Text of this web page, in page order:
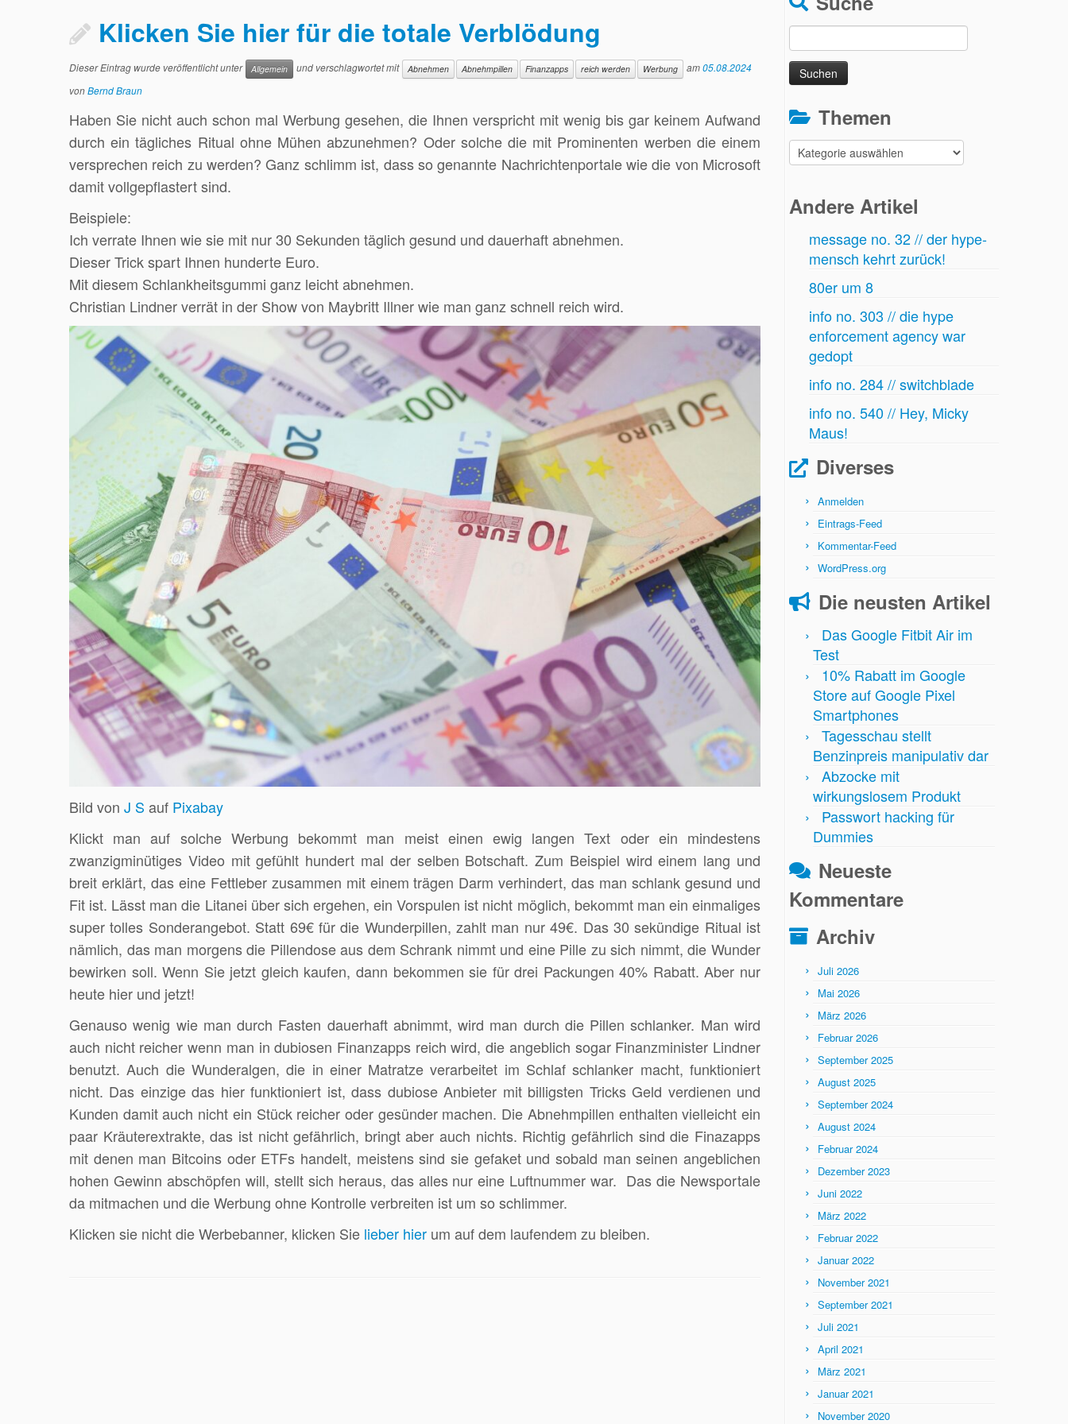
Klicken Sie hier für die totale Verblödung
Dieser Eintrag wurde veröffentlicht unter Allgemein und verschlagwortet mit Abnehmen Abnehmpillen Finanzapps reich werden Werbung am05.08.2024
vonBernd Braun
Haben Sie nicht auch schon mal Werbung gesehen, die Ihnen verspricht mit wenig bis gar keinem Aufwand
durch ein tägliches Ritual ohne Mühen abzunehmen? Oder solche die mit Prominenten werben die einem
versprechen reich zu werden? Ganz schlimm ist, dass so genannte Nachrichtenportale wie die von Microsoft
damit vollgepflastert sind.
Beispiele:
Ich verrate Ihnen wie sie mit nur 30 Sekunden täglich gesund und dauerhaft abnehmen.
Dieser Trick spart Ihnen hunderte Euro.
Mit diesem Schlankheitsgummi ganz leicht abnehmen.
Christian Lindner verrät in der Show von Maybritt Illner wie man ganz schnell reich wird.
Bild von J S auf Pixabay
Klickt man auf solche Werbung bekommt man meist einen ewig langen Text oder ein mindestens
zwanzigminütiges Video mit gefühlt hundert mal der selben Botschaft. Zum Beispiel wird einem lang und
breit erklärt, das eine Fettleber zusammen mit einem trägen Darm verhindert, das man schlank gesund und
Fit ist. Lässt man die Litanei über sich ergehen, ein Vorspulen ist nicht möglich, bekommt man ein einmaliges
super tolles Sonderangebot. Statt 69€ für die Wunderpillen, zahlt man nur 49€. Das 30 sekündige Ritual ist
nämlich, das man morgens die Pillendose aus dem Schrank nimmt und eine Pille zu sich nimmt, die Wunder
bewirken soll. Wenn Sie jetzt gleich kaufen, dann bekommen sie für drei Packungen 40% Rabatt. Aber nur
heute hier und jetzt!
Genauso wenig wie man durch Fasten dauerhaft abnimmt, wird man durch die Pillen schlanker. Man wird
auch nicht reicher wenn man in dubiosen Finanzapps reich wird, die angeblich sogar Finanzminister Lindner
benutzt. Auch die Wunderalgen, die in einer Matratze verarbeitet im Schlaf schlanker macht, funktioniert
nicht. Das einzige das hier funktioniert ist, dass dubiose Anbieter mit billigsten Tricks Geld verdienen und
Kunden damit auch nicht ein Stück reicher oder gesünder machen. Die Abnehmpillen enthalten vielleicht ein
paar Kräuterextrakte, das ist nicht gefährlich, bringt aber auch nichts. Richtig gefährlich sind die Finazapps
mit denen man Bitcoins oder ETFs handelt, meistens sind sie gefaket und sobald man seinen angeblichen
hohen Gewinn abschöpfen will, stellt sich heraus, das alles nur eine Luftnummer war. Das die Newsportale
da mitmachen und die Werbung ohne Kontrolle verbreiten ist um so schlimmer.
Klicken sie nicht die Werbebanner, klicken Sie lieber hier um auf dem laufendem zu bleiben.
nach:
Themen
Themen
Andere Artikel
message no. 32 // der hype-
mensch kehrt zurück!
80er um 8
info no. 303 // die hype
enforcement agency war
gedopt
info no. 284 // switchblade
info no. 540 // Hey, Micky
Maus!
Diverses
Anmelden
Eintrags-Feed
Kommentar-Feed
WordPress.org
Die neusten Artikel
Das Google Fitbit Air im
Test
10% Rabatt im Google
Store auf Google Pixel
Smartphones
Tagesschau stellt
Benzinpreis manipulativ dar
Abzocke mit
wirkungslosem Produkt
Passwort hacking für
Dummies
Neueste
Kommentare
Archiv
Juli 2026
Mai 2026
März 2026
Februar 2026
September 2025
August 2025
September 2024
August 2024
Februar 2024
Dezember 2023
Juni 2022
März 2022
Februar 2022
Januar 2022
November 2021
September 2021
Juli 2021
April 2021
März 2021
Januar 2021
November 2020